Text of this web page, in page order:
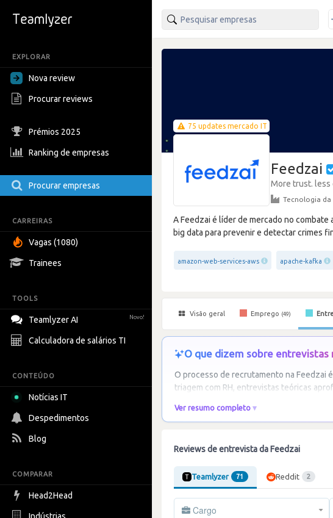
EXPLORAR
Nova review
Procurar reviews
Prémios 2025
Ranking de empresas
Procurar empresas
CARREIRAS
Vagas (1080)
Trainees
TOOLS
Teamlyzer AI Novo!
Calculadora de salários TI
CONTEÚDO
Notícias IT
Despedimentos
Blog
COMPARAR
Head2Head
75 updates mercado IT
Feedzai
More trust. less
Tecnologia
A Feedzai é líder de mercado no
big data para prevenir e detectar crimes
amazon-web-services-aws apache-kafka
Visão geral Emprego (49)
O que dizem sobre entrevistas
O processo de recrutamento na Feedzai
triagem com RH, entrevistas teóricas
Ver resumo completo
Reviews de entrevista da Feedzai
Teamlyzer 71 Reddit 2
Cargo